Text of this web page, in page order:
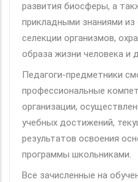
развития биосферы, а
прикладными знаниями из
селекции организмов,
образа жизни человека и
Педагоги-предметники
профессиональные
организации,
учебных достижений,
результатов освоения
программы школьниками.
Все зачисленные на